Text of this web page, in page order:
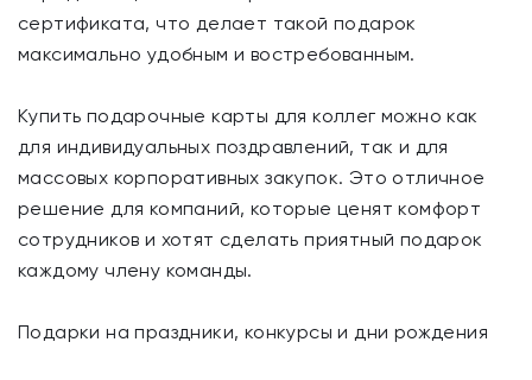
сертификата, что делает такой подарок
максимально удобным и востребованным.
Купить подарочные карты для коллег можно как
для индивидуальных поздравлений, так и для
массовых корпоративных закупок. Это отличное
решение для компаний, которые ценят комфорт
сотрудников и хотят сделать приятный подарок
каждому члену команды.
Подарки на праздники, конкурсы и дни рождения